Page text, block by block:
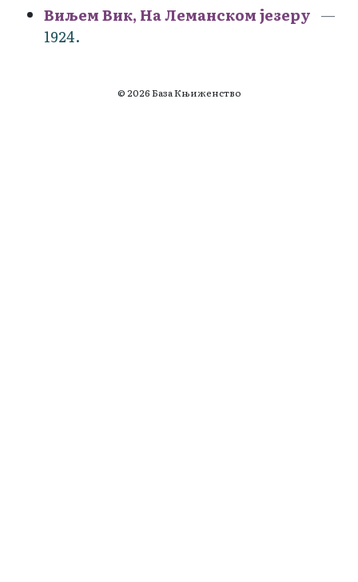
Виљем Вик, На Леманском језеру
1924.
© 2026 База Књиженство